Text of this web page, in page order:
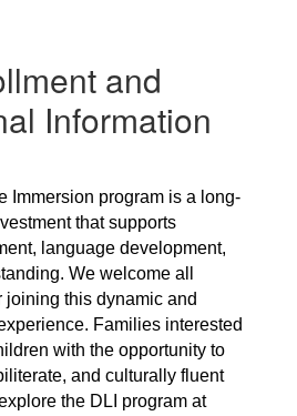
and
Information
Immersion program is a long-
that supports
language development,
We welcome all
this dynamic and
Families interested
with the opportunity to
and culturally fluent
the DLI program at